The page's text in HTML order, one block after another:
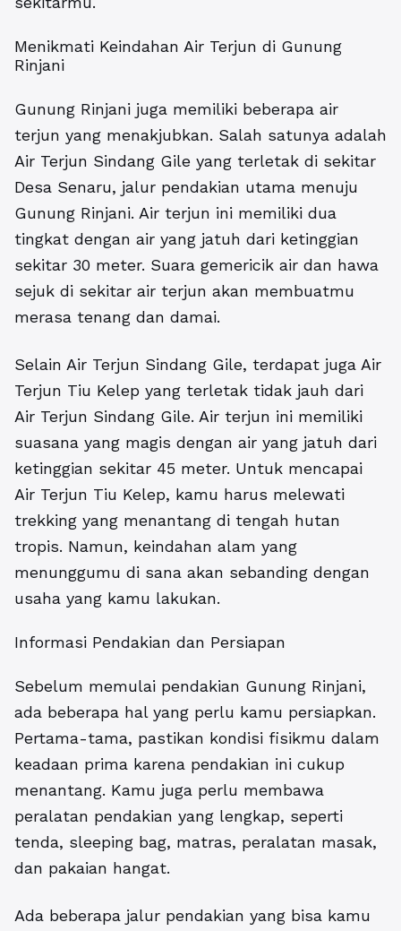
Menikmati Keindahan Air Terjun di Gunung
Rinjani
Gunung Rinjani juga memiliki beberapa air
terjun yang menakjubkan. Salah satunya adalah
Air Terjun Sindang Gile yang terletak di sekitar
Desa Senaru, jalur pendakian utama menuju
Gunung Rinjani. Air terjun ini memiliki dua
tingkat dengan air yang jatuh dari ketinggian
sekitar 30 meter. Suara gemericik air dan hawa
sejuk di sekitar air terjun akan membuatmu
merasa tenang dan damai.
Selain Air Terjun Sindang Gile, terdapat juga Air
Terjun Tiu Kelep yang terletak tidak jauh dari
Air Terjun Sindang Gile. Air terjun ini memiliki
suasana yang magis dengan air yang jatuh dari
ketinggian sekitar 45 meter. Untuk mencapai
Air Terjun Tiu Kelep, kamu harus melewati
trekking yang menantang di tengah hutan
tropis. Namun, keindahan alam yang
menunggumu di sana akan sebanding dengan
usaha yang kamu lakukan.
Informasi Pendakian dan Persiapan
Sebelum memulai pendakian Gunung Rinjani,
ada beberapa hal yang perlu kamu persiapkan.
Pertama-tama, pastikan kondisi fisikmu dalam
keadaan prima karena pendakian ini cukup
menantang. Kamu juga perlu membawa
peralatan pendakian yang lengkap, seperti
tenda, sleeping bag, matras, peralatan masak,
dan pakaian hangat.
Ada beberapa jalur pendakian yang bisa kamu